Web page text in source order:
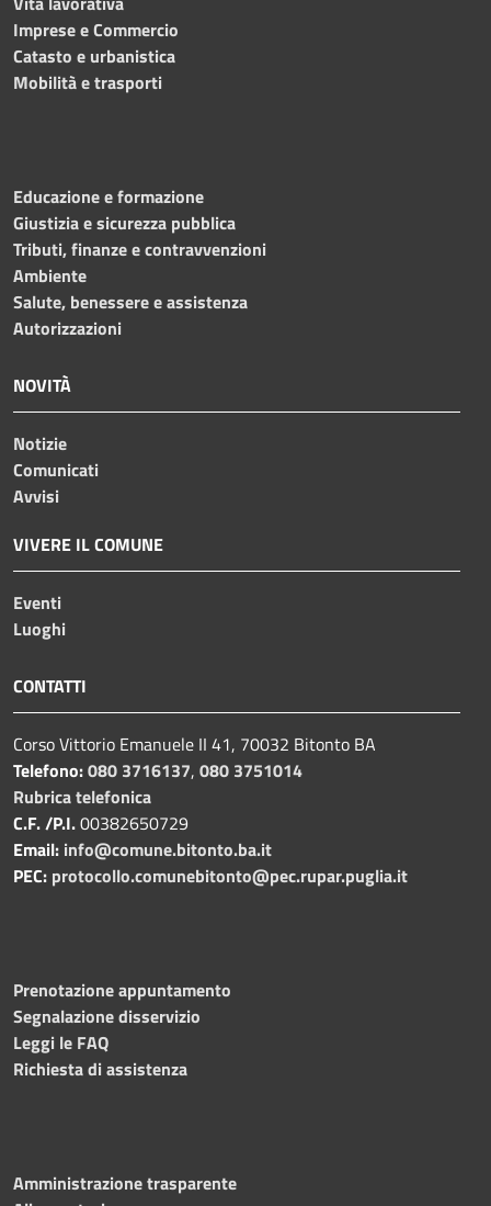
Imprese e Commercio
Catasto e urbanistica
Mobilità e trasporti
Educazione e formazione
Giustizia e sicurezza pubblica
Tributi, finanze e contravvenzioni
Ambiente
Salute, benessere e assistenza
Autorizzazioni
NOVITÀ
Notizie
Comunicati
Avvisi
VIVERE IL COMUNE
Eventi
Luoghi
CONTATTI
Corso Vittorio Emanuele II 41, 70032 Bitonto BA
Telefono:080 3716137, 080 3751014
Rubrica telefonica
C.F. /P.I.00382650729
Email: info@comune.bitonto.ba.it
PEC: protocollo.comunebitonto@pec.rupar.puglia.it
Prenotazione appuntamento
Segnalazione disservizio
Leggi le FAQ
Richiesta di assistenza
Amministrazione trasparente